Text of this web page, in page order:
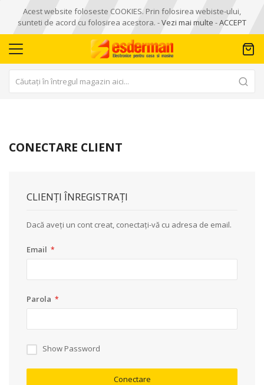
Acest website foloseste COOKIES. Prin folosirea webiste-ului,
sunteti de acord cu folosirea acestora. -Vezi mai multe -ACCEPT
CONECTARE CLIENT
CLIENȚI ÎNREGISTRAȚI
Dacă aveți un cont creat, conectați-vă cu adresa de email.
Email
Parola
Show Password
Conectare